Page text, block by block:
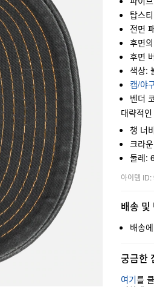
탑스
전면
후면
후면
색상:
캡/야
벤더
대략적
챙 너
크라
둘레:
아이템
배송 및
배송
궁금한
여기를